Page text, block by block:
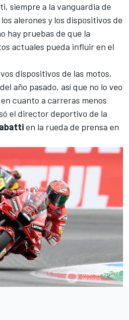
siempre a la vanguardia de
alerones y los dispositivos de
hay pruebas de que la
actuales pueda influir en el
dispositivos de las motos,
año pasado, así que no lo veo
cuanto a carreras menos
el director deportivo de la
en la rueda de prensa en